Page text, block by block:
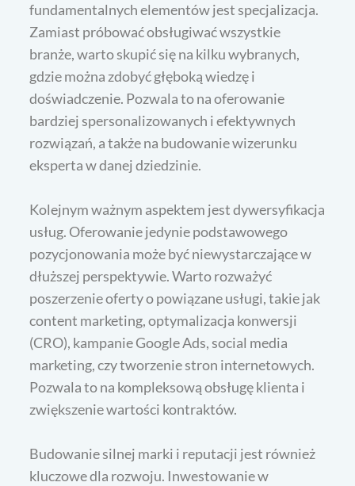
fundamentalnych elementów jest specjalizacja.
Zamiast próbować obsługiwać wszystkie
branże, warto skupić się na kilku wybranych,
gdzie można zdobyć głęboką wiedzę i
doświadczenie. Pozwala to na oferowanie
bardziej spersonalizowanych i efektywnych
rozwiązań, a także na budowanie wizerunku
eksperta w danej dziedzinie.
Kolejnym ważnym aspektem jest dywersyfikacja
usług. Oferowanie jedynie podstawowego
pozycjonowania może być niewystarczające w
dłuższej perspektywie. Warto rozważyć
poszerzenie oferty o powiązane usługi, takie jak
content marketing, optymalizacja konwersji
(CRO), kampanie Google Ads, social media
marketing, czy tworzenie stron internetowych.
Pozwala to na kompleksową obsługę klienta i
zwiększenie wartości kontraktów.
Budowanie silnej marki i reputacji jest również
kluczowe dla rozwoju. Inwestowanie w